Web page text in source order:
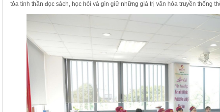
tỏa tinh thần đọc sách, học hỏi và gìn giữ những giá trị văn hóa truyền thống